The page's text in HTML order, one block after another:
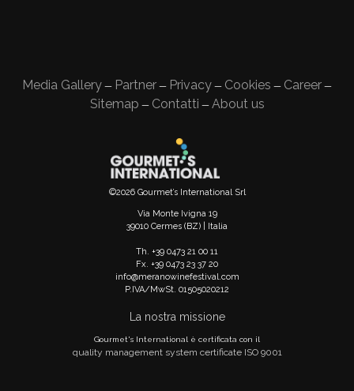
Media Gallery — Partner — Privacy — Cookies — Career —
Sitemap — Contatti — About us
©2026 Gourmet’s International Srl
Via Monte Ivigna 19
39010 Cermes (BZ) | Italia
Th. +39 0473 21 00 11
Fx. +39 0473 23 37 20
info@meranowinefestival.com
P.IVA/MwSt. 01505020212
La nostra missione
Gourmet's International è certificata con il
quality management system certificate ISO 9001